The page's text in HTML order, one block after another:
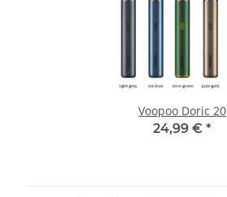
Voopoo Doric 20
24,99 € *